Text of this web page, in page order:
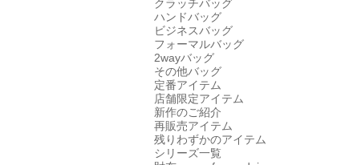
クラッチバッグ
ハンドバッグ
ビジネスバッグ
フォーマルバッグ
2wayバッグ
その他バッグ
定番アイテム
店舗限定アイテム
新作のご紹介
再販売アイテム
残りわずかのアイテム
シリーズ一覧